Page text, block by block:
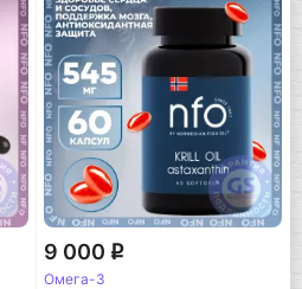
9 000 q
Омега-3